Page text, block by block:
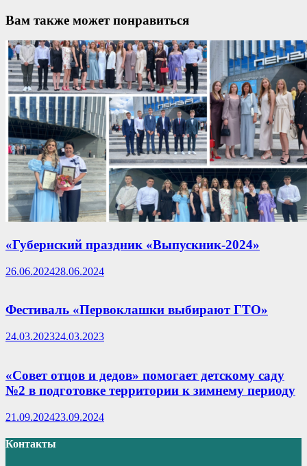
Вам также может понравиться
«Губернский праздник «Выпускник-2024»
26.06.202428.06.2024
Фестиваль «Первоклашки выбирают ГТО»
24.03.202324.03.2023
«Совет отцов и дедов» помогает детскому саду
№2 в подготовке территории к зимнему периоду
21.09.202423.09.2024
Контакты